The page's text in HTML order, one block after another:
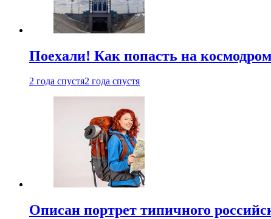
Поехали! Как попасть на
2 года спустя2 года спустя
Описан портрет типичного